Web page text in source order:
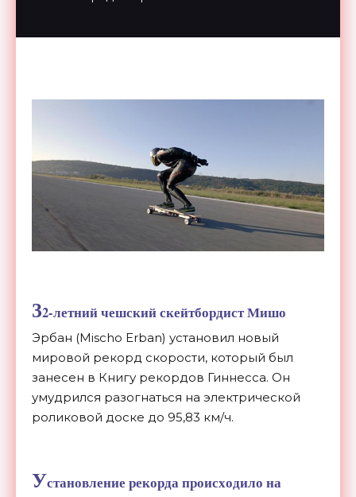
32-летний чешский скейтбордист Мишо
Эрбан (Mischo Erban) установил новый
мировой рекорд скорости, который был
занесен в Книгу рекордов Гиннесса. Он
умудрился разогнаться на электрической
роликовой доске до 95,83 км/ч.
Установление рекорда происходило на